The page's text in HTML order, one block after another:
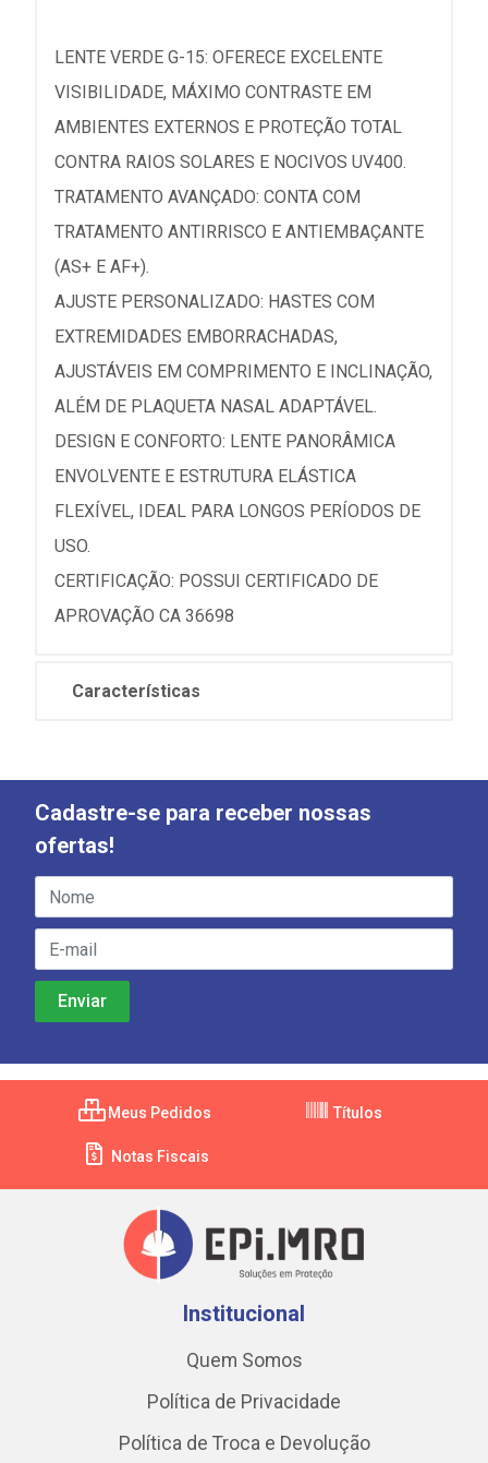
LENTE VERDE G-15: OFERECE EXCELENTE
VISIBILIDADE, MÁXIMO CONTRASTE EM
AMBIENTES EXTERNOS E PROTEÇÃO TOTAL
CONTRA RAIOS SOLARES E NOCIVOS UV400.
TRATAMENTO AVANÇADO: CONTA COM
TRATAMENTO ANTIRRISCO E ANTIEMBAÇANTE
(AS+ E AF+).
AJUSTE PERSONALIZADO: HASTES COM
EXTREMIDADES EMBORRACHADAS,
AJUSTÁVEIS EM COMPRIMENTO E INCLINAÇÃO,
ALÉM DE PLAQUETA NASAL ADAPTÁVEL.
DESIGN E CONFORTO: LENTE PANORÂMICA
ENVOLVENTE E ESTRUTURA ELÁSTICA
FLEXÍVEL, IDEAL PARA LONGOS PERÍODOS DE
USO.
CERTIFICAÇÃO: POSSUI CERTIFICADO DE
APROVAÇÃO CA 36698
Características
Cadastre-se para receber nossas
ofertas!
Meus Pedidos Títulos
Notas Fiscais
Institucional
Quem Somos
Política de Privacidade
Política de Troca e Devolução